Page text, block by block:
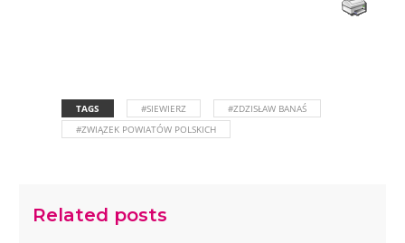
TAGS #SIEWIERZ
#ZDZISŁAW BANAŚ
#ZWIĄZEK POWIATÓW POLSKICH
Related posts